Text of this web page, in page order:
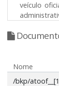
veículo
Nome
/bkp/